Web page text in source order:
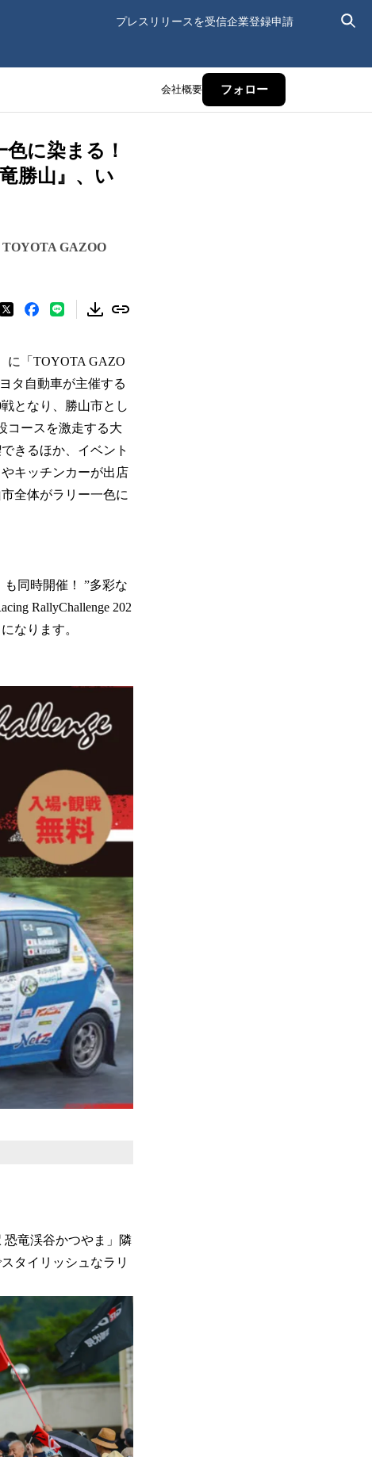
プレスリリースを受信企業登録申請
会社概要 フォロー
に染まる！
勝山』、い
TOYOTA GAZOO
に「TOYOTA GAZO
タ自動車が主催する
となり、勝山市とし
コースを激走する大
きるほか、イベント
キッチンカーが出店
全体がラリー一色に
同時開催！ ”多彩な
RallyChallenge 202
なります。
竜渓谷かつやま」隣
タイリッシュなラリ